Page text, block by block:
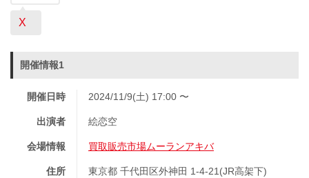
X
開催情報1
開催日時 2024/11/9(土) 17:00 〜
出演者 絵恋空
会場情報 買取販売市場ムーランアキバ
住所 東京都 千代田区外神田 1-4-21(JR高架下)